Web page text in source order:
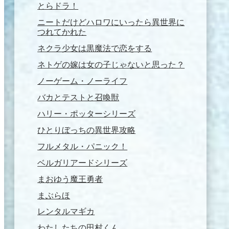
とらドラ！
ニートだけどハロワにいったら異世界に
つれてかれた
ネクラ少女は黒魔法で恋をする
ネトゲの嫁は女の子じゃないと思った？
ノーゲーム・ノーライフ
バカとテストと召喚獣
ハリー・ポッターシリーズ
ひとりぼっちの異世界攻略
フルメタル・パニック！
ベルガリアードシリーズ
まおゆう魔王勇者
まぶらほ
レンタルマギカ